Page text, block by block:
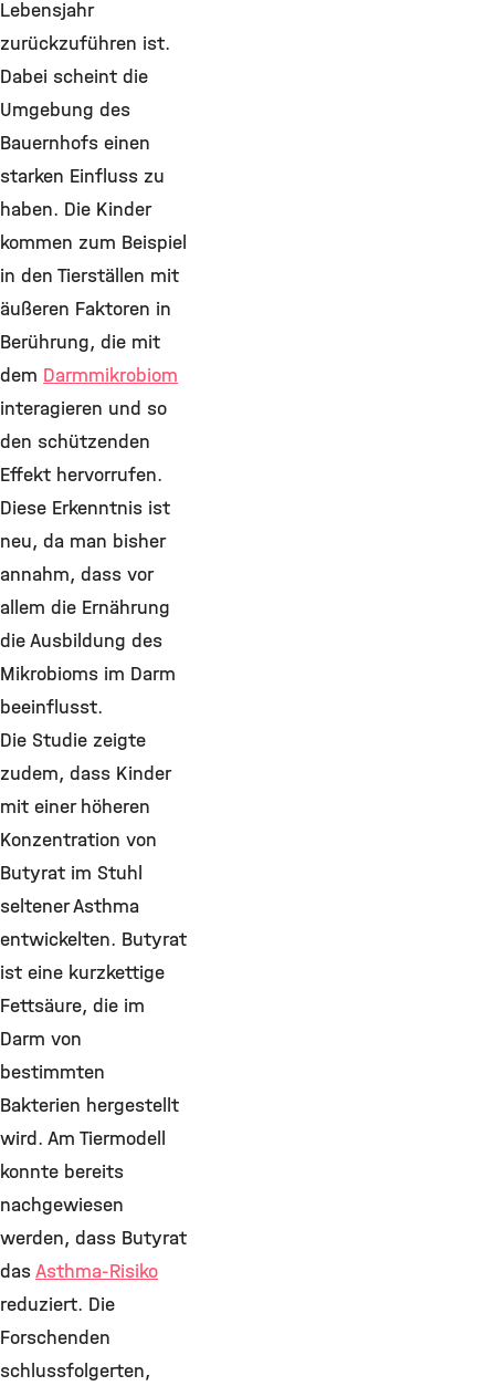
Lebensjahr
zurückzuführen ist.
Dabei scheint die
Umgebung des
Bauernhofs einen
starken Einfluss zu
haben. Die Kinder
kommen zum Beispiel
in den Tierställen mit
äußeren Faktoren in
Berührung, die mit
dem Darmmikrobiom
interagieren und so
den schützenden
Effekt hervorrufen.
Diese Erkenntnis ist
neu, da man bisher
annahm, dass vor
allem die Ernährung
die Ausbildung des
Mikrobioms im Darm
beeinflusst.
Die Studie zeigte
zudem, dass Kinder
mit einer höheren
Konzentration von
Butyrat im Stuhl
seltener Asthma
entwickelten. Butyrat
ist eine kurzkettige
Fettsäure, die im
Darm von
bestimmten
Bakterien hergestellt
wird. Am Tiermodell
konnte bereits
nachgewiesen
werden, dass Butyrat
dasAsthma-Risiko
reduziert. Die
Forschenden
schlussfolgerten,